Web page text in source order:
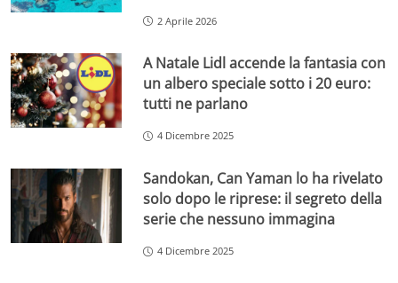
2 Aprile 2026
A Natale Lidl accende la fantasia con
un albero speciale sotto i 20 euro:
tutti ne parlano
4 Dicembre 2025
Sandokan, Can Yaman lo ha rivelato
solo dopo le riprese: il segreto della
serie che nessuno immagina
4 Dicembre 2025